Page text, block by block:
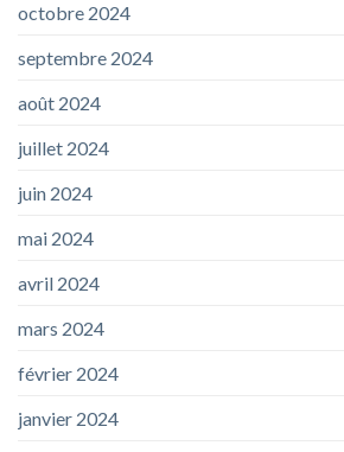
octobre 2024
septembre 2024
août 2024
juillet 2024
juin 2024
mai 2024
avril 2024
mars 2024
février 2024
janvier 2024